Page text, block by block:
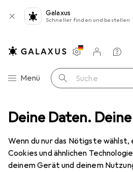
Deine Daten.
Wenn du nur das Nötigste
Cookies und ähnlichen
deinem Gerät und deinem
Galaxus
Schneller finden und bestellen
Navigation nach Kategorien
Menü Suche
Einstellungen
Kundenkonto
Vergleichslisten
Merklisten
Warenkorb
Batterien + Akkus Batterien +
17 Bilder